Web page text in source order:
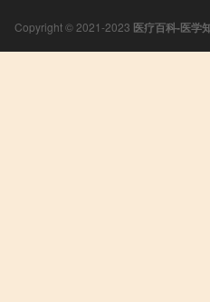
Copyright © 2021-2023 医疗百科-医学